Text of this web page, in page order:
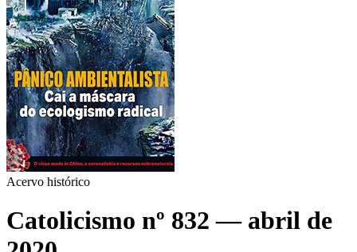
Acervo histórico
Catolicismo nº 832 — abril de